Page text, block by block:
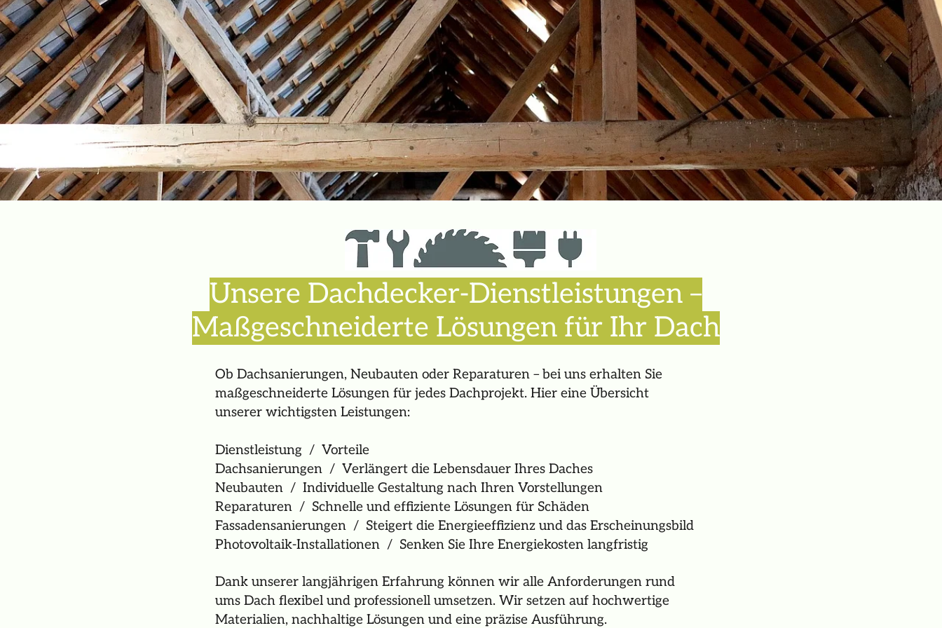
Unsere Dachdecker-Dienstleistungen –
Maßgeschneiderte Lösungen für Ihr Dach
Ob Dachsanierungen, Neubauten oder Reparaturen – bei uns erhalten Sie
maßgeschneiderte Lösungen für jedes Dachprojekt. Hier eine Übersicht
unserer wichtigsten Leistungen:
Dienstleistung / Vorteile
Dachsanierungen / Verlängert die Lebensdauer Ihres Daches
Neubauten / Individuelle Gestaltung nach Ihren Vorstellungen
Reparaturen / Schnelle und effiziente Lösungen für Schäden
Fassadensanierungen / Steigert die Energieeffizienz und das Erscheinungsbild
Photovoltaik-Installationen / Senken Sie Ihre Energiekosten langfristig
Dank unserer langjährigen Erfahrung können wir alle Anforderungen rund
ums Dach flexibel und professionell umsetzen. Wir setzen auf hochwertige
Materialien, nachhaltige Lösungen und eine präzise Ausführung.